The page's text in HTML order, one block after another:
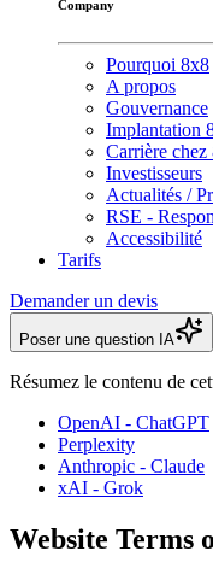
Company
Pourquoi 8x8
A propos
Gouvernance
Implantation
Carrière chez
Investisseurs
Actualités /
RSE -
Accessibilité
Tarifs
Demander un devis
Poser une question IA
Résumez le contenu de
OpenAI - ChatGPT
Perplexity
Anthropic - Claude
xAI - Grok
Website Terms